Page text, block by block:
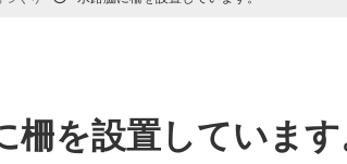
柵を設置しています